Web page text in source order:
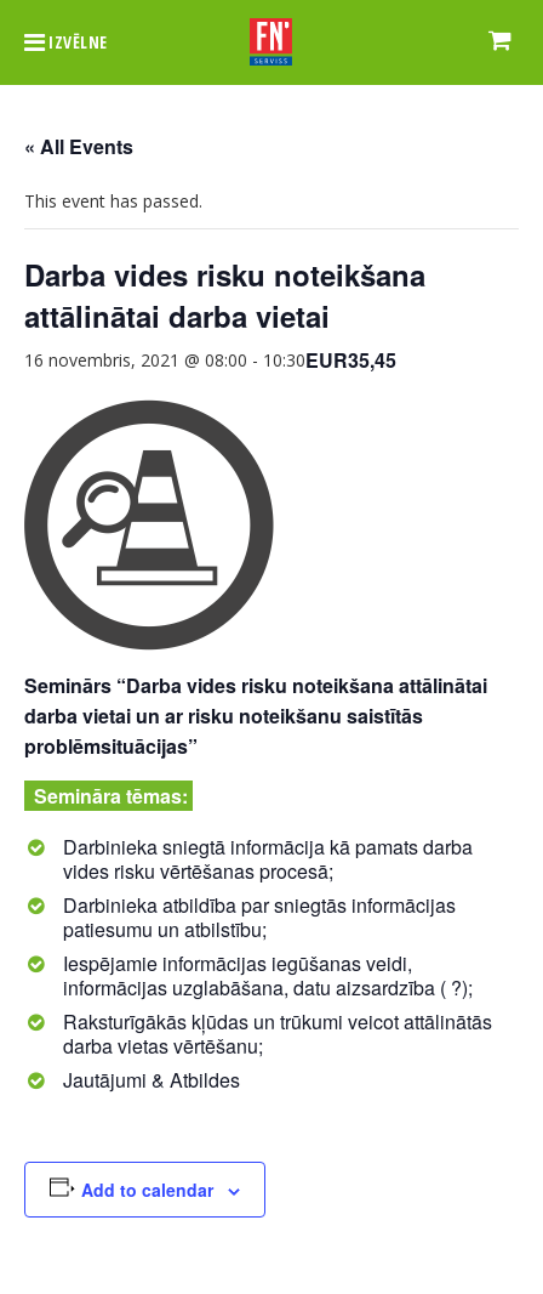
IZVĒLNE
« All Events
This event has passed.
Darba vides risku noteikšana
attālinātai darba vietai
16 novembris, 2021 @ 08:00 - 10:30EUR35,45
Seminārs “Darba vides risku noteikšana attālinātai
darba vietai un ar risku noteikšanu saistītās
problēmsituācijas”
Semināra tēmas:
Darbinieka sniegtā informācija kā pamats darba
vides risku vērtēšanas procesā;
Darbinieka atbildība par sniegtās informācijas
patiesumu un atbilstību;
Iespējamie informācijas iegūšanas veidi,
informācijas uzglabāšana, datu aizsardzība ( ?);
Raksturīgākās kļūdas un trūkumi veicot attālinātās
darba vietas vērtēšanu;
Jautājumi & Atbildes
Add to calendar